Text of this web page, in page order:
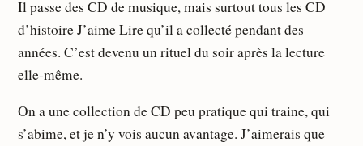
Il passe des CD de musique, mais surtout tous les CD
d’histoire J’aime Lire qu’il a collecté pendant des
années. C’est devenu un rituel du soir après la lecture
elle-même.
On a une collection de CD peu pratique qui traine, qui
s’abime, et je n’y vois aucun avantage. J’aimerais que